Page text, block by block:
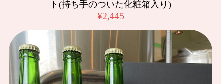
2024/05/21
マルニ こいくち醤油「紫折鶴」 1.8L
2024/02/25
ト(持ち手のついた化粧箱入り)
¥2,445